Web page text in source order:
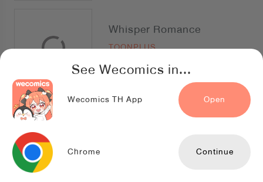
See Wecomics in...
Wecomics TH App Open
Chrome Continue
Whisper Romance
TOONPLUS
PASSION แพชชัน